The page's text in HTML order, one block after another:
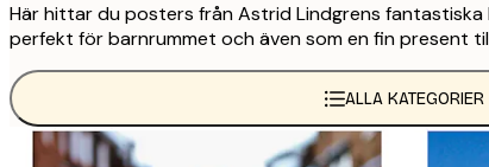
Här hittar du posters från Astrid Lindgrens fantastiska
perfekt för barnrummet och även som en fin present
ALLA KATEGORIER